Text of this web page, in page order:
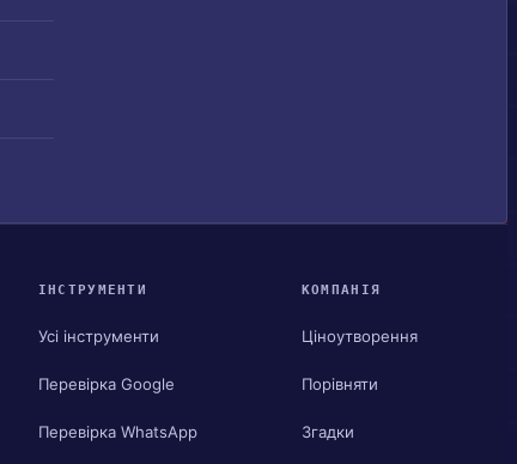
ІНСТРУМЕНТИ
Усі інструменти
Перевірка Google
Перевірка WhatsApp
КОМПАНІЯ
Ціноутворення
Порівняти
Згадки